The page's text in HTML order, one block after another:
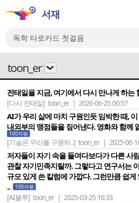
toon_er
전태일을 지금, 여기에서 다시 만나게 하는
[다시 전태일] toon_er | 2026-06-25 00:57
AI가 우리 삶에 마치 구원인듯 임박한 때,
내외부의 맹점들을 짚어낸다. 영화와 함께
100자평
[기술은 우리를 구원하..] toon_er | 2025-06-
저자들이 자기 속을 들여다보다가 다른 사
관찰 자기민족지랄까. 그렇다고 연구서는
규모 있게 쓴 칼럼에 가깝다. 그런만큼 쉽
..
100자평
[AI블루] toon_er | 2025-03-25 16:33